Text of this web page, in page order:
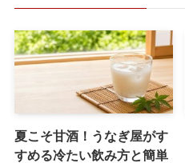
夏こそ甘酒！うなぎ屋がす
すめる冷たい飲み方と簡単